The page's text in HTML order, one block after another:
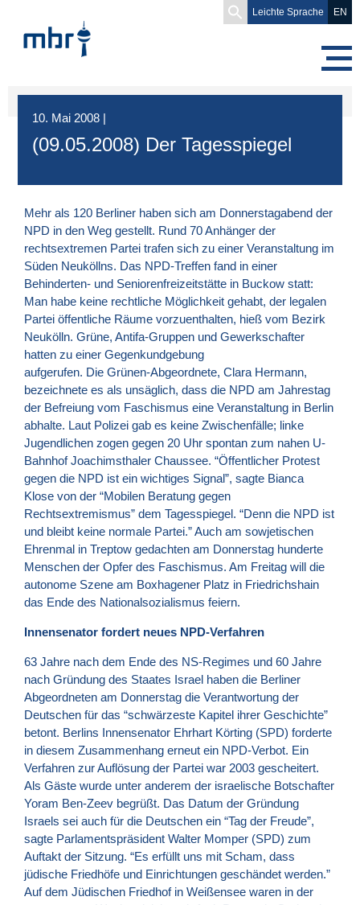
Search
for:
Leichte Sprache EN
10. Mai 2008 |
(09.05.2008) Der Tagesspiegel
Mehr als 120 Berliner haben sich am Donnerstagabend der
NPD in den Weg gestellt. Rund 70 Anhänger der
rechtsextremen Partei trafen sich zu einer Veranstaltung im
Süden Neuköllns. Das NPD-Treffen fand in einer
Behinderten- und Seniorenfreizeitstätte in Buckow statt:
Man habe keine rechtliche Möglichkeit gehabt, der legalen
Partei öffentliche Räume vorzuenthalten, hieß vom Bezirk
Neukölln. Grüne, Antifa-Gruppen und Gewerkschafter
hatten zu einer Gegenkundgebung
aufgerufen. Die Grünen-Abgeordnete, Clara Hermann,
bezeichnete es als unsäglich, dass die NPD am Jahrestag
der Befreiung vom Faschismus eine Veranstaltung in Berlin
abhalte. Laut Polizei gab es keine Zwischenfälle; linke
Jugendlichen zogen gegen 20 Uhr spontan zum nahen U-
Bahnhof Joachimsthaler Chaussee. “Öffentlicher Protest
gegen die NPD ist ein wichtiges Signal”, sagte Bianca
Klose von der “Mobilen Beratung gegen
Rechtsextremismus” dem Tagesspiegel. “Denn die NPD ist
und bleibt keine normale Partei.” Auch am sowjetischen
Ehrenmal in Treptow gedachten am Donnerstag hunderte
Menschen der Opfer des Faschismus. Am Freitag will die
autonome Szene am Boxhagener Platz in Friedrichshain
das Ende des Nationalsozialismus feiern.
Innensenator fordert neues NPD-Verfahren
63 Jahre nach dem Ende des NS-Regimes und 60 Jahre
nach Gründung des Staates Israel haben die Berliner
Abgeordneten am Donnerstag die Verantwortung der
Deutschen für das “schwärzeste Kapitel ihrer Geschichte”
betont. Berlins Innensenator Ehrhart Körting (SPD) forderte
in diesem Zusammenhang erneut ein NPD-Verbot. Ein
Verfahren zur Auflösung der Partei war 2003 gescheitert.
Als Gäste wurde unter anderem der israelische Botschafter
Yoram Ben-Zeev begrüßt. Das Datum der Gründung
Israels sei auch für die Deutschen ein “Tag der Freude”,
sagte Parlamentspräsident Walter Momper (SPD) zum
Auftakt der Sitzung. “Es erfüllt uns mit Scham, dass
jüdische Friedhöfe und Einrichtungen geschändet werden.”
Auf dem Jüdischen Friedhof in Weißensee waren in der